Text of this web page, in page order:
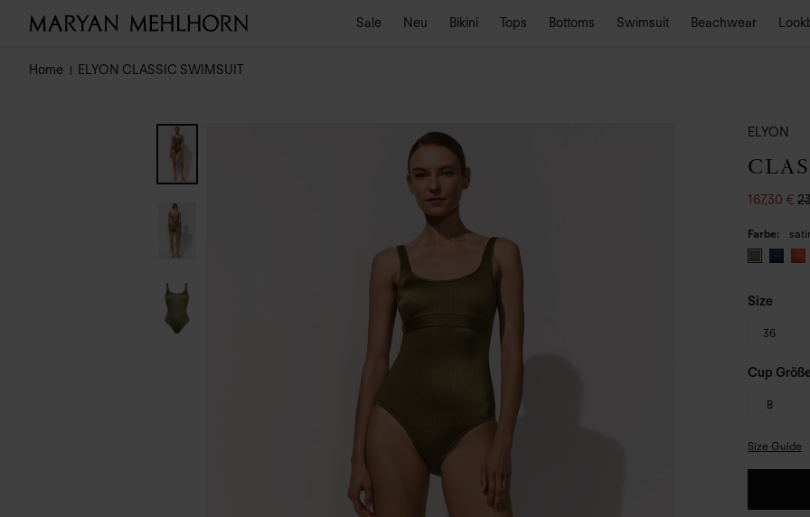
Sale Neu Bikini Tops Bottoms Swimsuit Beachwear
Home ELYON CLASSIC SWIMSUIT
ELYON
167,30 €
Farbe
Size
36
Cup
B
Size Guide